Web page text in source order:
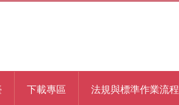
下載專區 法規與標準作業流程